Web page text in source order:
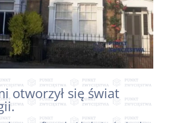
otworzył się świat